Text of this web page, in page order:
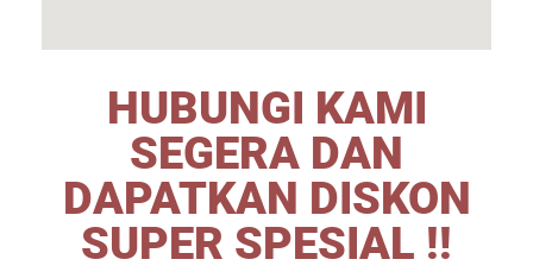
HUBUNGI KAMI
SEGERA DAN
DAPATKAN DISKON
SUPER SPESIAL !!